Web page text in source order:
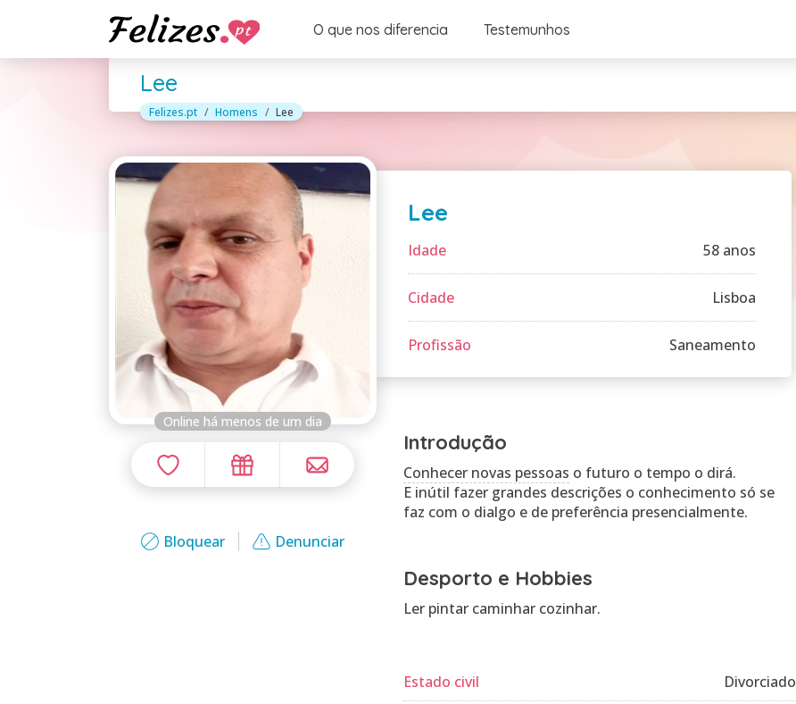
O que nos diferencia Testemunhos
Lee
Felizes.pt Homens Lee
Online há menos de um dia
Bloquear Denunciar
Lee
Idade 58 anos
Cidade Lisboa
Profissão Saneamento
Introdução
Conhecer novas pessoas o futuro o tempo o dirá.
E inútil fazer grandes descrições o conhecimento só se
faz com o dialgo e de preferência presencialmente.
Desporto e Hobbies
Ler pintar caminhar cozinhar.
Estado civil
Divorciado